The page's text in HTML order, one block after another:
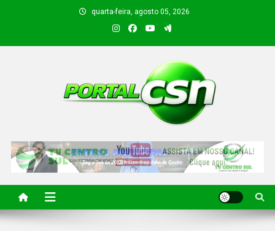
quarta-feira, agosto 05, 2026
PORTAL CSN